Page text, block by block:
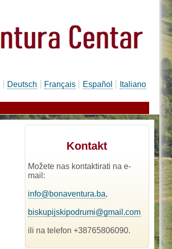
Deutsch Français Español Italiano
Kontakt
Možete nas kontaktirati na e-
mail:
info@bonaventura.ba,
biskupijskipodrumi@gmail.com
ili na telefon +38765806090.